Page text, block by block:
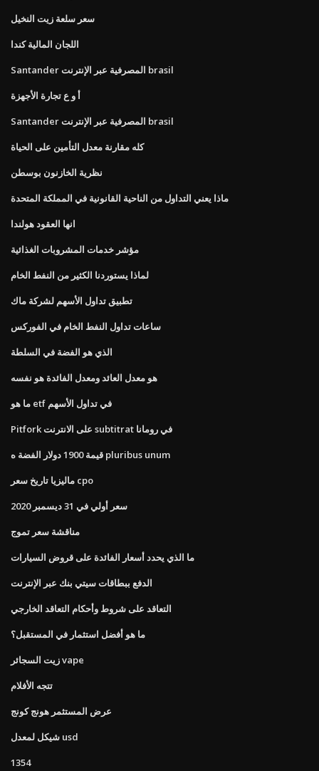
سعر سلعة زيت النخيل
اللجان المالية كندا
Santander المصرفية عبر الإنترنت brasil
أ و ع تجارة الأجهزة
Santander المصرفية عبر الإنترنت brasil
كله مقارنة معدل التأمين على الحياة
نظرية الخازنون بوسطن
ماذا يعني التداول من الناحية القانونية في المملكة المتحدة
انها العقود هولندا
مؤشر خدمات المشروبات الغذائية
لماذا يستوردنا الكثير من النفط الخام
تطبيق تداول الأسهم لشركة ماك
ساعات تداول النفط الخام في الفوركس
الذي هو الفضة في السلطة
هو معدل العائد ومعدل الفائدة هو نفسه
ما هو etf في تداول الأسهم
Pitfork على الانترنت subtitrat في رومانا
قيمة 1900 دولار الفضة ه pluribus unum
ماليزيا تاريخ سعر cpo
سعر أولي في 31 ديسمبر 2020
مناقشة سعر تموج
ما الذي يحدد أسعار الفائدة على قروض السيارات
الدفع ببطاقات سيتي بنك عبر الإنترنت
التعاقد على شروط وأحكام التعاقد الخارجي
ما هو أفضل استثمار في المستقبل؟
زيت السجائر vape
تتجه الأفلام
عرض المستثمر هونج كونج
شيكل لمعدل usd
1354